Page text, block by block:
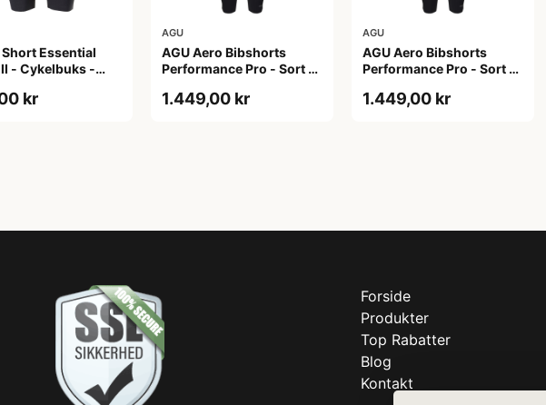
Short Essential
- Cykelbuks -
kr
AGU
AGU Aero Bibshorts
Performance Pro - Sort -
1.449,00 kr
AGU
AGU Aero Bibshorts
Performance Pro - Sort -
1.449,00 kr
Forside
Produkter
Top Rabatter
Blog
Kontakt